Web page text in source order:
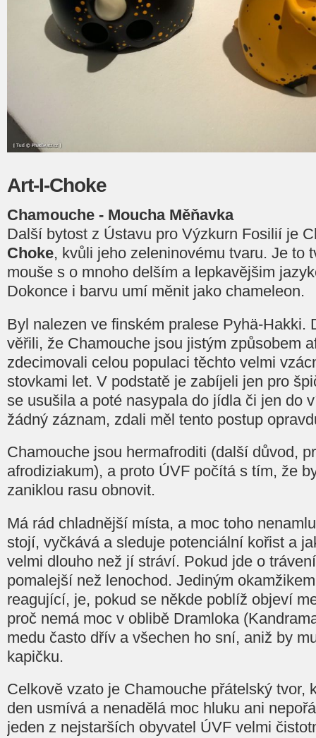
Art-I-Choke
Chamouche - Moucha Měňavka
Další bytost z Ústavu pro Výzkurn Fosilií je
Choke, kvůli jeho zeleninovému tvaru. Je to
mouše s o mnoho delším a lepkavějšim
Dokonce i barvu umí měnit jako chameleon.
Byl nalezen ve finském pralese Pyhä-Hakki.
věřili, že Chamouche jsou jistým způsobem
zdecimovali celou populaci těchto velmi
stovkami let. V podstatě je zabíjeli jen pro
se usušila a poté nasypala do jídla či jen do
žádný záznam, zdali měl tento postup
Chamouche jsou hermafroditi (další důvod,
afrodiziakum), a proto ÚVF počítá s tím, že
zaniklou rasu obnovit.
Má rád chladnější místa, a moc toho
stojí, vyčkává a sleduje potenciální kořist a
velmi dlouho než jí stráví. Pokud jde o
pomalejší než lenochod. Jediným
reagující, je, pokud se někde poblíž objeví
proč nemá moc v oblibě Dramloka
medu často dřív a všechen ho sní, aniž by
kapičku.
Celkově vzato je Chamouche přátelský tvor,
den usmívá a nenadělá moc hluku ani
jeden z nejstarších obyvatel ÚVF velmi